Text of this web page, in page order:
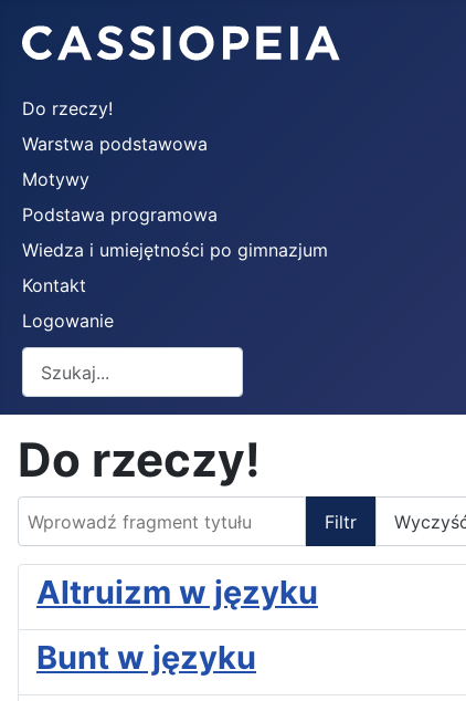
Do rzeczy!
Warstwa podstawowa
Motywy
Podstawa programowa
Wiedza i umiejętności po gimnazjum
Kontakt
Logowanie
Do rzeczy!
Wprowadź fragment tytułu
Filtr
Altruizm w języku
Bunt w języku